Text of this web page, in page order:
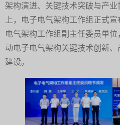
架构演进、关键技术突破与产
上，电子电气架构工作组正式
电气架构工作组副主任委员单
动电子电气架构关键技术创新
建设。